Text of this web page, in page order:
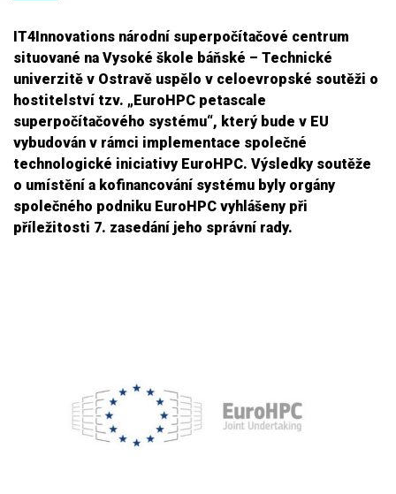
IT4Innovations národní superpočítačové centrum
situované na Vysoké škole báňské – Technické
univerzitě v Ostravě uspělo v celoevropské soutěži o
hostitelství tzv. „EuroHPC petascale
superpočítačového systému“, který bude v EU
vybudován v rámci implementace společné
technologické iniciativy EuroHPC. Výsledky soutěže
o umístění a kofinancování systému byly orgány
společného podniku EuroHPC vyhlášeny při
příležitosti 7. zasedání jeho správní rady.